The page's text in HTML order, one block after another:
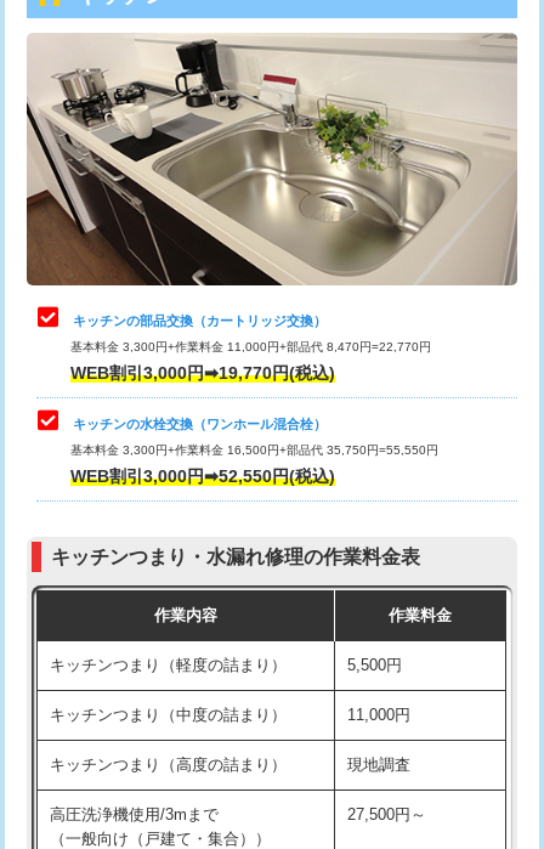
給水管工事※（ホール加工)
給水管工事※（バンド止め) 3,300円
給水管工事※（支持金具設置) 5,500円
給水管工事※（保温材使用（バンド止
め込み）)
5,500円
給水管工事※（土の掘削・埋め戻し作
11,000円
給水管工事※（塩ビ管（VP・HI）使
用/3ｍまで)
給水管工事※（塩ビ管（VP・HI）使
用（追加）/3ｍ超え)
給水管工事※（ライニング鋼管・銅
管・ポリ管・HT管使用/3ｍまで)
44,000円
管・ポリ管・HT管使用/3ｍ超え)
排水管工事（土の掘削・埋め戻し作
11,000円~
排水管工事（排水管工事/3ｍまで） 55,000円
排水管工事（追加 排水管工事/3ｍ超
+11,000円
マス交換（土の掘削・埋め戻し作業）
トーラー機使用/3mまで
追加トーラー機使用/3m超え +3,300円
カメラ調査 33,000円
桝清掃 8,800円
止水・漏水調査・防水処理・清掃・修
理・調整・分解・加工など（軽作業）
11,000円
止水・漏水調査・防水処理・清掃・修
理・調整・分解・加工など（中作業）
22,000円
止水・漏水調査・防水処理・清掃・修
理・調整・分解・加工など（重作業）
33,000円
お風呂タンク脱着
その他部品の脱着
式・ワンホール）)
交換・取付(排水栓・排水トラップ
22,000円+材料費
キッチンの部品交換（カートリッジ交換）
基本料金 3,300円+作業料金 11,000円+部品代 8,470円=22,770円
WEB割引3,000円➡19,770円(税込)
キッチンの水栓交換（ワンホール混合栓）
基本料金 3,300円+作業料金 16,500円+部品代 35,750円=55,550円
WEB割引3,000円➡52,550円(税込)
キッチンつまり・水漏れ修理の作業料金表
作業内容 作業料金
キッチンつまり（軽度の詰まり） 5,500円
キッチンつまり（中度の詰まり） 11,000円
キッチンつまり（高度の詰まり） 現地調査
高圧洗浄機使用/3mまで
（一般向け（戸建て・集合））
27,500円～